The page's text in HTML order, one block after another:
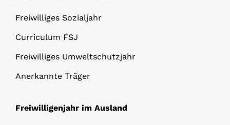
Freiwilliges Sozialjahr
Curriculum FSJ
Freiwilliges Umweltschutzjahr
Anerkannte Träger
Freiwilligenjahr im Ausland